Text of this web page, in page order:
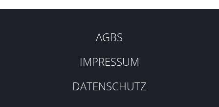
AGBS
IMPRESSUM
DATENSCHUTZ